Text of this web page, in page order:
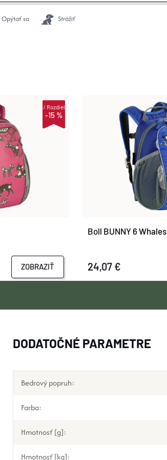
Opýtať sa Strážiť
-15 %
iRozdiel
ZOBRAZIŤ
Boll BUNNY 6 Whales
24,07 €
DODATOČNÉ PARAMETRE
Bedrový popruh:
Farba:
Hmotnosť [g]:
Hmotnosť [kg]: